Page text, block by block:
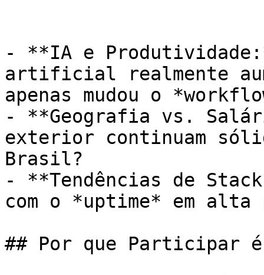
- **IA e
artificial realmente
apenas mudou o
- **Geografia vs.
exterior continuam
Brasil?
- **Tendências de
com o *uptime* em alta
## Por que Participar é